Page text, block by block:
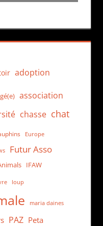
adoption
association
chasse chat
Europe
Futur Asso
IFAW
loup
maria daines
PAZ Peta